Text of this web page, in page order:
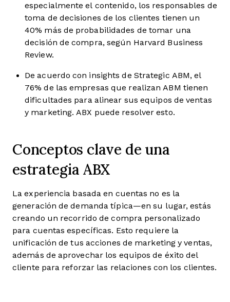
especialmente el contenido, los responsables de
toma de decisiones de los clientes tienen un
40% más de probabilidades de tomar una
decisión de compra, según Harvard Business
Review.
De acuerdo con insights de Strategic ABM, el
76% de las empresas que realizan ABM tienen
dificultades para alinear sus equipos de ventas
y marketing. ABX puede resolver esto.
Conceptos clave de una
estrategia ABX
La experiencia basada en cuentas no es la
generación de demanda típica—en su lugar, estás
creando un recorrido de compra personalizado
para cuentas específicas. Esto requiere la
unificación de tus acciones de marketing y ventas,
además de aprovechar los equipos de éxito del
cliente para reforzar las relaciones con los clientes.